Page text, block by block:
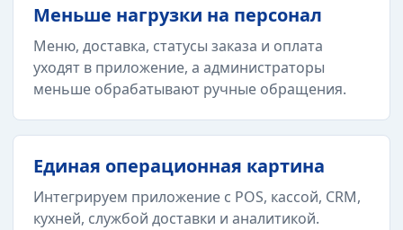
Меньше нагрузки на персонал
Меню, доставка, статусы заказа и оплата
уходят в приложение, а администраторы
меньше обрабатывают ручные обращения.
Единая операционная картина
Интегрируем приложение с POS, кассой, CRM,
кухней, службой доставки и аналитикой.